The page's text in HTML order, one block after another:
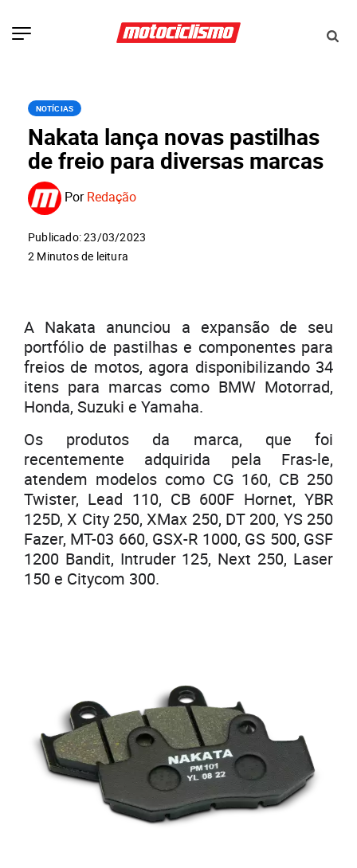
NOTÍCIAS
Nakata lança novas pastilhas
de freio para diversas marcas
PorRedação
Publicado: 23/03/2023
2 Minutos de leitura
A Nakata anunciou a expansão de seu
portfólio de pastilhas e componentes para
freios de motos, agora disponibilizando 34
itens para marcas como BMW Motorrad,
Honda, Suzuki e Yamaha.
Os produtos da marca, que foi
recentemente adquirida pela Fras-le,
atendem modelos como CG 160, CB 250
Twister, Lead 110, CB 600F Hornet, YBR
125D, X City 250, XMax 250, DT 200, YS 250
Fazer, MT-03 660, GSX-R 1000, GS 500, GSF
1200 Bandit, Intruder 125, Next 250, Laser
150 e Citycom 300.